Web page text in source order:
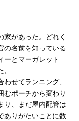
家があった。どれく
の名前を知っている
ーとマーガレット
せてランニング、
むポーチから変わり
り、まだ屋内配管は
ありがたいことに数